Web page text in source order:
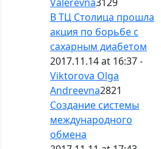
В ТЦ Столица прошла
акция по борьбе с
сахарным диабетом
2017.11.14 at 16:37 -
Viktorova Olga
Andreevna2821
Создание системы
международного
обмена